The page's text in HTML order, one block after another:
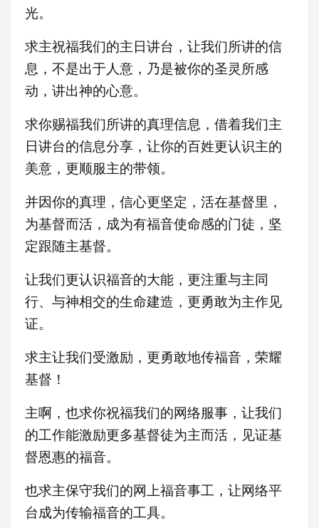
光。
求主祝福我们的主日讲台，让我们所讲的信
息，不是出于人意，乃是被你的圣灵所感
动，讲出神的心意。
求你赐福我们所讲的真理信息，借着我们主
日讲台的信息分享，让你的百姓更认识主的
美意，更顺服主的带领。
并因你的真理，信心更坚定，活在基督里，
为基督而活，成为有福音使命感的门徒，坚
定跟随主基督。
让我们更认识福音的大能，更注重与主同
行、与神相交的生命建造，更勇敢为主作见
证。
求主让我们受激励，更勇敢地传福音，荣耀
基督！
主啊，也求你祝福我们的网络服事，让我们
的工作能激励更多基督徒为主而活，见证基
督恩惠的福音。
也求主保守我们的网上福音事工，让网络平
台成为传输福音的工具。